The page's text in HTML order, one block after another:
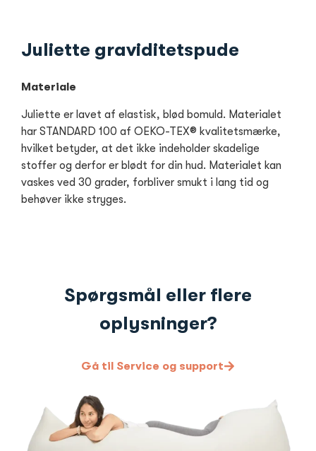
Juliette graviditetspude
Materiale
Juliette er lavet af elastisk, blød bomuld. Materialet
har STANDARD 100 af OEKO-TEX® kvalitetsmærke,
hvilket betyder, at det ikke indeholder skadelige
stoffer og derfor er blødt for din hud. Materialet kan
vaskes ved 30 grader, forbliver smukt i lang tid og
behøver ikke stryges.
Spørgsmål eller flere
oplysninger?
Gå til Service og support